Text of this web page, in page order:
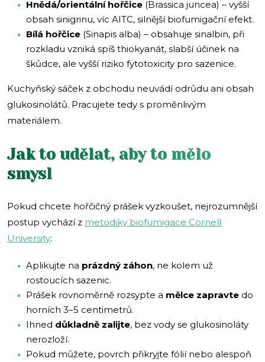
Hnědá/orientální hořčice (Brassica juncea) – vyšší
obsah sinigrinu, víc AITC, silnější biofumigační efekt.
Bílá hořčice (Sinapis alba) – obsahuje sinalbin, při
rozkladu vzniká spíš thiokyanát, slabší účinek na
škůdce, ale vyšší riziko fytotoxicity pro sazenice.
Kuchyňský sáček z obchodu neuvádí odrůdu ani obsah
glukosinolátů. Pracujete tedy s proměnlivým
materiálem.
Jak to udělat, aby to mělo
smysl
Pokud chcete hořčičný prášek vyzkoušet, nejrozumnější
postup vychází z metodiky biofumigace Cornell
University:
Aplikujte na prázdný záhon, ne kolem už
rostoucích sazenic.
Prášek rovnoměrně rozsypte a mělce zapravte do
horních 3–5 centimetrů.
Ihned důkladně zalijte, bez vody se glukosinoláty
nerozloží.
Pokud můžete, povrch přikryjte fólií nebo alespoň